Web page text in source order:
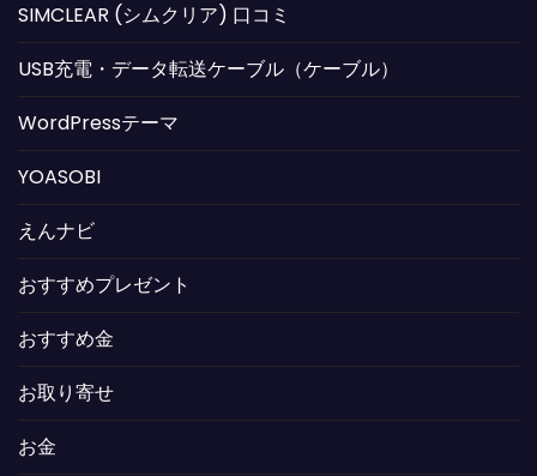
SIMCLEAR (シムクリア) 口コミ
USB充電・データ転送ケーブル（ケーブル）
WordPressテーマ
YOASOBI
えんナビ
おすすめプレゼント
おすすめ金
お取り寄せ
お金